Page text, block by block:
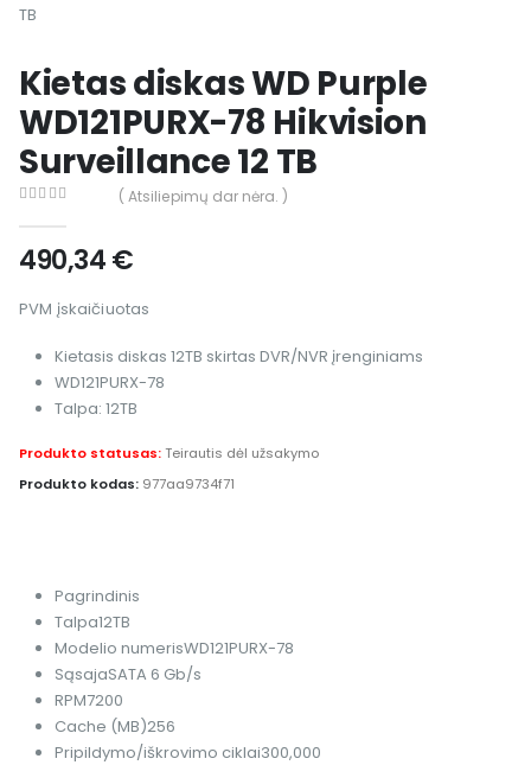
Kietas diskas WD Purple
WD121PURX-78 Hikvision
Surveillance 12 TB
( Atsiliepimų dar nėra. )
490,34€
PVM įskaičiuotas
Kietasis diskas 12TB skirtas DVR/NVR įrenginiams
WD121PURX-78
Talpa: 12TB
Produkto statusas:Teirautis dėl užsakymo
Produkto kodas: 977aa9734f71
Pagrindinis
Talpa12TB
Modelio numerisWD121PURX-78
SąsajaSATA 6 Gb/s
RPM7200
Cache (MB)256
Pripildymo/iškrovimo ciklai300,000